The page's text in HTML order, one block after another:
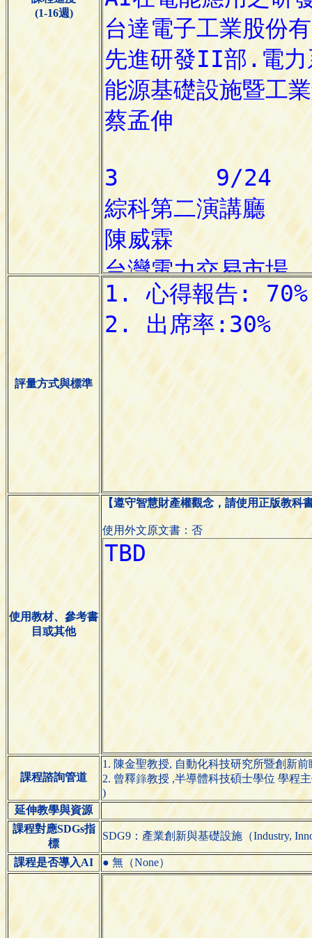
(1-16週)
評量方式與標準
使用教材、參考書
目或其他
【遵守智慧財產權觀念，請使用正版教科
使用外文原文書：否
課程諮詢管道
1. 陳金聖教授, 自動化科技研究所暨創新前
2. 曾釋教授 ,半導體科技碩士學位 學程主
)
延伸教學與資源
課程對應SDGs指
標
SDG9：產業創新與基礎設施（Industry,
課程是否導入AI ● 無（None）